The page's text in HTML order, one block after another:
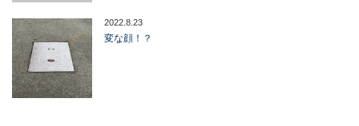
2022.8.23
変な顔！？